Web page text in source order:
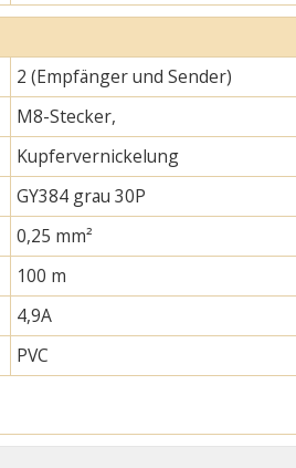
2 (Empfänger und Sender)
M8-Stecker,
Kupfervernickelung
GY384 grau 30P
0,25 mm²
100 m
4,9A
PVC